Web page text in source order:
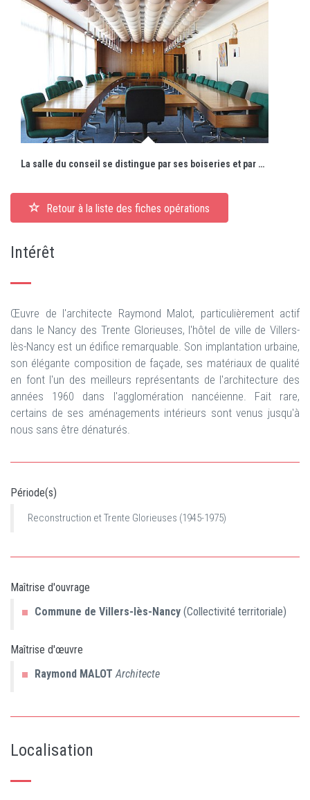
La salle du conseil se distingue par ses boiseries et par son étonnant plafond.
Retour à la liste des fiches opérations
Intérêt
Œuvre de l'architecte Raymond Malot, particulièrement actif
dans le Nancy des Trente Glorieuses, l'hôtel de ville de Villers-
lès-Nancy est un édifice remarquable. Son implantation urbaine,
son élégante composition de façade, ses matériaux de qualité
en font l'un des meilleurs représentants de l'architecture des
années 1960 dans l'agglomération nancéienne. Fait rare,
certains de ses aménagements intérieurs sont venus jusqu'à
nous sans être dénaturés.
Période(s)
Reconstruction et Trente Glorieuses (1945-1975)
Maîtrise d'ouvrage
Commune de Villers-lès-Nancy (Collectivité territoriale)
Maîtrise d'œuvre
Raymond MALOT Architecte
Localisation